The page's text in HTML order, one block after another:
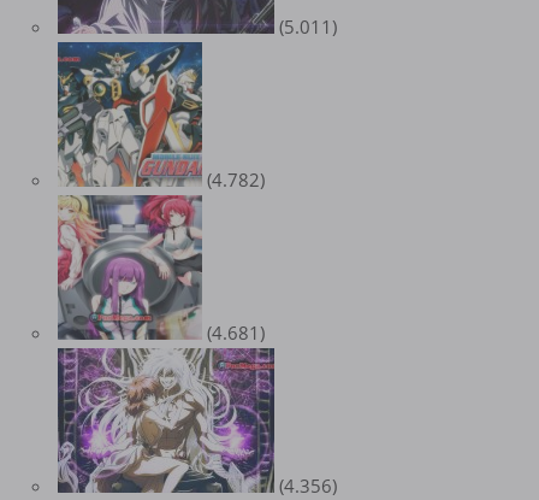
(5.011)
(4.782)
(4.681)
(4.356)